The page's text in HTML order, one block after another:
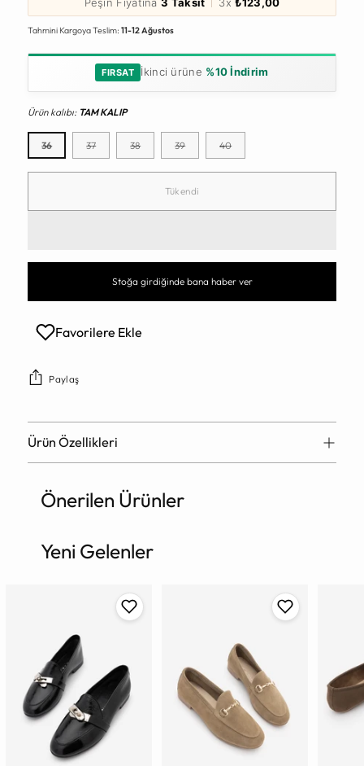
Tahmini Kargoya Teslim:11-12 Ağustos
FIRSAT İkinci ürüne %10 İndirim
Ürün kalıbı: TAM KALIP
36 37 38 39 40
Tükendi
Stoğa girdiğinde bana haber ver
Favorilere Ekle
Paylaş
Ürün Özellikleri
Ürün
sepete
Önerilen Ürünler
Yeni Gelenler